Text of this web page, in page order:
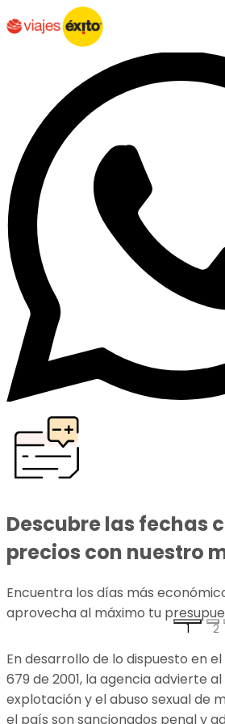
Descubre las fechas
precios con nuestro
Encuentra los días más
aprovecha al máximo tu
1 2
En desarrollo de lo dispuesto en
679 de 2001, la agencia advierte
explotación y el abuso sexual de
el país son sancionados penal y